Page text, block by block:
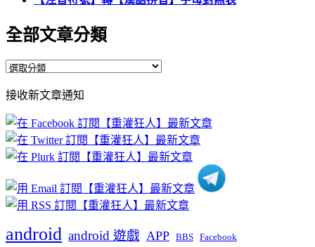
全部文章分類
全
文
章
分
類
接收新文章通知
android android 遊戲 APP BBS Facebook